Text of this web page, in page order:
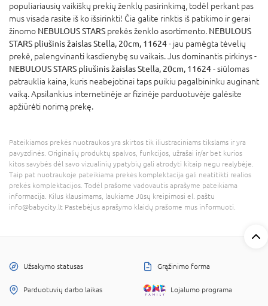
populiariausių vaikiškų prekių ženklų pasirinkimą, todėl perkant pas
mus visada rasite iš ko išsirinkti! Čia galite rinktis iš patikimo ir gerai
žinomo NEBULOUS STARS prekės ženklo asortimento. NEBULOUS
STARS pliušinis žaislas Stella, 20cm, 11624- jau pamėgta tėvelių
prekė, palengvinanti kasdienybę su vaikais. Jus dominantis pirkinys -
NEBULOUS STARS pliušinis žaislas Stella, 20cm, 11624- siūlomas
patrauklia kaina, kuris neabejotinai taps puikiu pagalbininku auginant
vaiką. Apsilankius internetinėje ar fizinėje parduotuvėje galėsite
apžiūrėti norimą prekę.
Pateikiamos prekės nuotraukos yra skirtos tik iliustraciniams tikslams ir yra
pavyzdinės. Originalių produktų spalvos, funkcijos, užrašai ir/ar bet kurios
kitos savybės dėl savo vizualinių ypatybių gali atrodyti kitaip negu realybėje.
Taip pat nuotraukoje pateikiama prekės komplektacija gali neatitikti realios
prekės komplektacijos. Todėl prašome vadovautis aprašyme pateikiama
informacija. Kilus klausimams, laukiame Jūsų kreipimosi el. paštu
info@babycity.lt Pastebėjus aprašymo klaidų prašome mus informuoti.
Užsakymo statusas Grąžinimo forma
Parduotuvių darbo laikas Lojalumo programa